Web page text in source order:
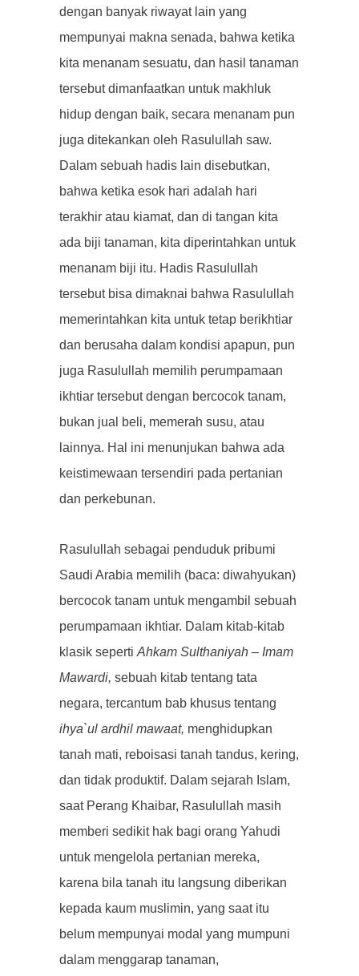
dengan banyak riwayat lain yang
mempunyai makna senada, bahwa ketika
kita menanam sesuatu, dan hasil tanaman
tersebut dimanfaatkan untuk makhluk
hidup dengan baik, secara menanam pun
juga ditekankan oleh Rasulullah saw.
Dalam sebuah hadis lain disebutkan,
bahwa ketika esok hari adalah hari
terakhir atau kiamat, dan di tangan kita
ada biji tanaman, kita diperintahkan untuk
menanam biji itu. Hadis Rasulullah
tersebut bisa dimaknai bahwa Rasulullah
memerintahkan kita untuk tetap berikhtiar
dan berusaha dalam kondisi apapun, pun
juga Rasulullah memilih perumpamaan
ikhtiar tersebut dengan bercocok tanam,
bukan jual beli, memerah susu, atau
lainnya. Hal ini menunjukan bahwa ada
keistimewaan tersendiri pada pertanian
dan perkebunan.
Rasulullah sebagai penduduk pribumi
Saudi Arabia memilih (baca: diwahyukan)
bercocok tanam untuk mengambil sebuah
perumpamaan ikhtiar. Dalam kitab-kitab
klasik seperti Ahkam Sulthaniyah – Imam
Mawardi, sebuah kitab tentang tata
negara, tercantum bab khusus tentang
ihya`ul ardhil mawaat, menghidupkan
tanah mati, reboisasi tanah tandus, kering,
dan tidak produktif. Dalam sejarah Islam,
saat Perang Khaibar, Rasulullah masih
memberi sedikit hak bagi orang Yahudi
untuk mengelola pertanian mereka,
karena bila tanah itu langsung diberikan
kepada kaum muslimin, yang saat itu
belum mempunyai modal yang mumpuni
dalam menggarap tanaman,